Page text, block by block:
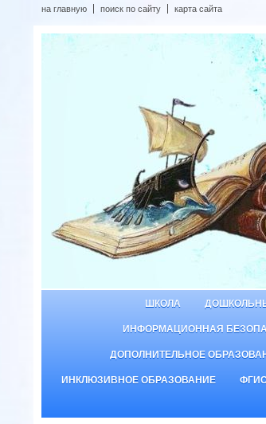
на главную поиск по сайту карта сайта
ШКОЛА
ИНФОРМАЦИОННАЯ
ДОПОЛНИТЕЛЬНОЕ
ИНКЛЮЗИВНОЕ ОБРАЗОВАНИЕ